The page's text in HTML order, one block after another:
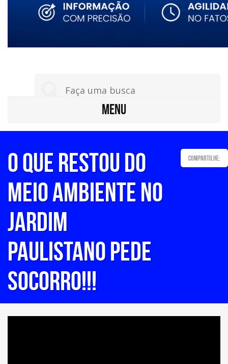
MENU
O QUE RESTOU DO
MEIO AMBIENTE NO
JARDIM
PAULISTANO PEDE
SOCORRO!!!
Compartilhe: